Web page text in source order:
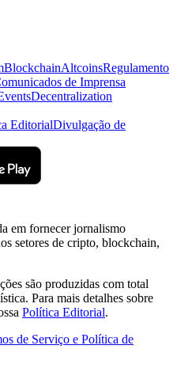
BlockchainAltcoinsRegulamento
de Imprensa
Decentralization
EditorialDivulgação de
em fornecer jornalismo
setores de cripto, blockchain,
são produzidas com total
Para mais detalhes sobre
Política Editorial.
de Serviço e Política de